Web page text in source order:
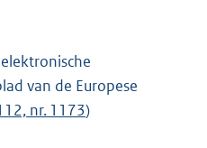
van de Europese
nr. 1173)